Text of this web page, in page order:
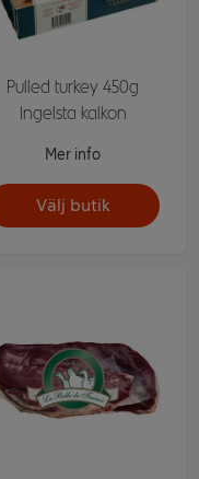
Pulled turkey 450g
Ingelsta kalkon
Mer info
Välj butik